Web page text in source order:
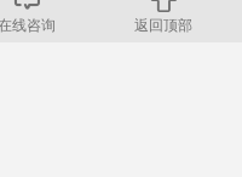
线咨询 返回顶部